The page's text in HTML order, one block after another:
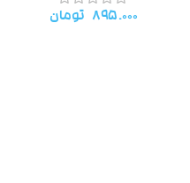
۸۹۵.۰۰۰ تومان